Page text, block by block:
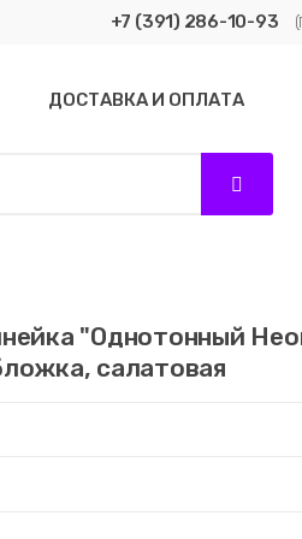
+7 (391) 286-10-93
ДОСТАВКА И ОПЛАТА
"Однотонный
салатовая